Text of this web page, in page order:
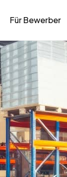
Für Bewerber